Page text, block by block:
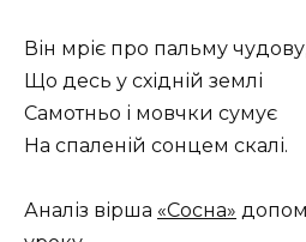
Він мріє про пальму
Що десь у східній землі
Самотньо і мовчки сумує
На спаленій сонцем скалі.
Аналіз вірша «Сосна»